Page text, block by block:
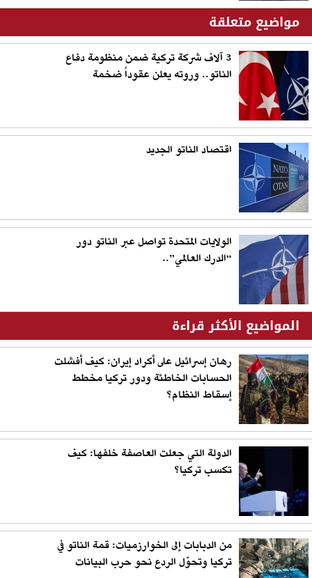
مواضيع متعلقة
3 آلاف شركة تركية ضمن منظومة دفاع
الناتو.. وروته يعلن عقوداً ضخمة
اقتصاد الناتو الجديد
الولايات المتحدة تواصل عبر الناتو دور
“الدرك العالمي”..
المواضيع الأكثر قراءة
رهان إسرائيل على أكراد إيران: كيف أفشلت
الحسابات الخاطئة ودور تركيا مخطط
إسقاط النظام؟
الدولة التي جعلت العاصفة خلفها: كيف
تكسب تركيا؟
من الدبابات إلى الخوارزميات: قمة الناتو في
تركيا وتحوّل الردع نحو حرب البيانات